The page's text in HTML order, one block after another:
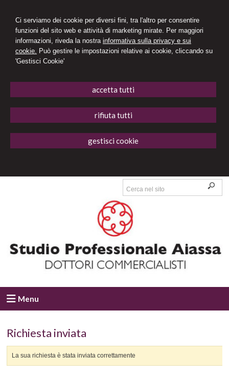
Ci serviamo dei cookie per diversi fini, tra l'altro per consentire
funzioni del sito web e attività di marketing mirate. Per maggiori
informazioni, riveda la nostra informativa sulla privacy e sui
cookie. Può gestire le impostazioni relative ai cookie, cliccando su
'Gestisci Cookie'
accetta tutti
rifiuta tutti
gestisci cookie
Menu
Richiesta inviata
La sua richiesta è stata inviata correttamente